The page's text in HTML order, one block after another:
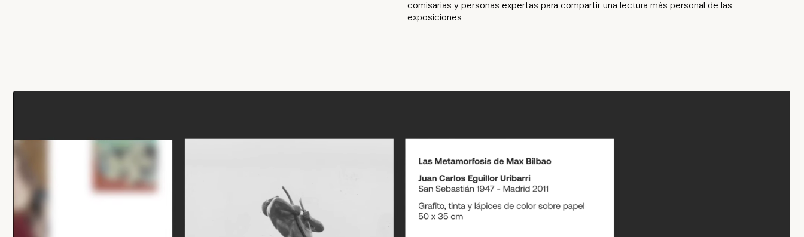
comisarias y personas expertas para compartir una lectura más personal de las
exposiciones.